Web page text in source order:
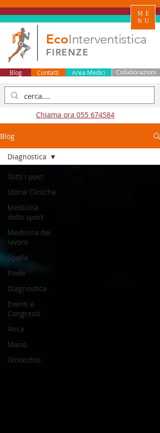
EcoInterventistica
FIRENZE
Collaborazioni
Area Medici
Contatti
Blog
Chiama ora 055 674584
ME
NU
Blog
Tutti i post
Storie Cliniche
Medicina
dello sport
Medicina del
lavoro
Spalla
Piede
Diagnostica
Eventi e
Congressi
Anca
Mano
Ginocchio
Diagnostica